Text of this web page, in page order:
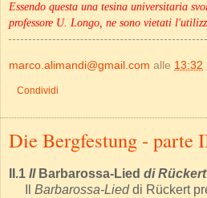
Essendo questa una tesina universitaria
professore U. Longo, ne sono vietati
marco.alimandi@gmail.com alle 13:32
Condividi
Die Bergfestung - parte
II.1 IlBarbarossa-Lied di
Barbarossa-Lieddi Rückert